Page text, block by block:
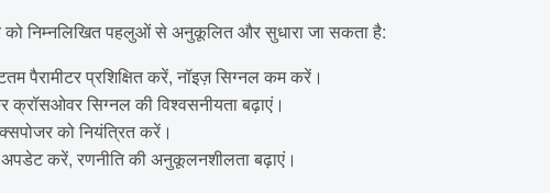
को निम्नलिखित पहलुओं से अनुकूलित और सुधारा जा सकता है:
पैरामीटर प्रशिक्षित करें, नॉइज़ सिग्नल कम करें।
सिग्नल की विश्वसनीयता बढ़ाएं।
को नियंत्रित करें।
करें, रणनीति की अनुकूलनशीलता बढ़ाएं।